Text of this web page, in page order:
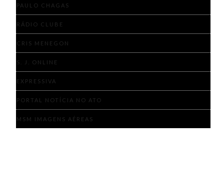
PAULO CHAGAS
RÁDIO CLUBE
CRIS MENEGON
S. J. ONLINE
EXPRESSIVA
PORTAL NOTÍCIA NO ATO
MSM IMAGENS AÉREAS